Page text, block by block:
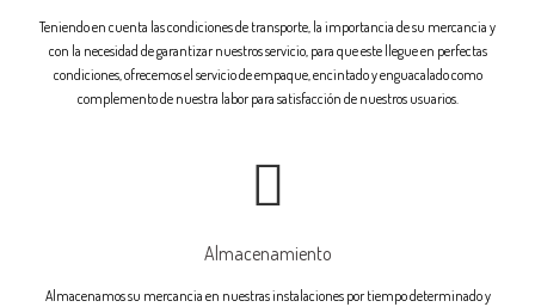
Teniendo en cuenta las condiciones de transporte, la importancia de su mercancia y
con la necesidad de garantizar nuestros servicio, para que este llegue en perfectas
condiciones, ofrecemos el servicio de empaque, encintado y enguacalado como
complemento de nuestra labor para satisfacción de nuestros usuarios.
Almacenamiento
Almacenamos su mercancia en nuestras instalaciones por tiempo determinado y